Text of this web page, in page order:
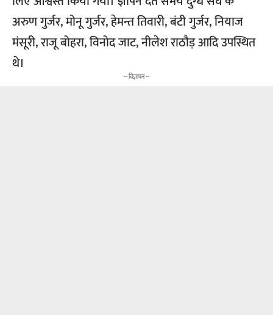
अरुण गुर्जर, मोनू गुर्जर, हेमन्त तिवारी, बंटी गुर्जर, नियाज
मंसूरी, राजू बोहरा, विनोद जाट, नीलेश राठौड़ आदि उपस्थित
थे।
-- विज्ञापन --